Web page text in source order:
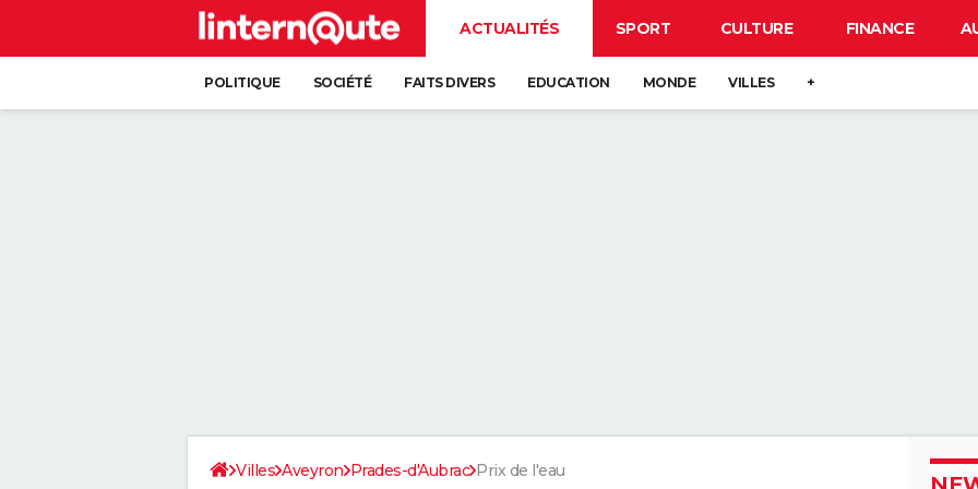
ACTUALITÉS SPORT CULTURE FINANCE
POLITIQUE SOCIÉTÉ FAITS DIVERS EDUCATION MONDE VILLES +
Villes Aveyron Prades-d'Aubrac Prix de l'eau